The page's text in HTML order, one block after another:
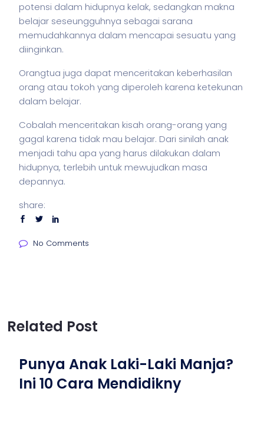
potensi dalam hidupnya kelak, sedangkan makna
belajar seseungguhnya sebagai sarana
memudahkannya dalam mencapai sesuatu yang
diinginkan.
Orangtua juga dapat menceritakan keberhasilan
orang atau tokoh yang diperoleh karena ketekunan
dalam belajar.
Cobalah menceritakan kisah orang-orang yang
gagal karena tidak mau belajar. Dari sinilah anak
menjadi tahu apa yang harus dilakukan dalam
hidupnya, terlebih untuk mewujudkan masa
depannya.
share:
No Comments
Related Post
Punya Anak Laki-Laki Manja?
Ini 10 Cara Mendidikny